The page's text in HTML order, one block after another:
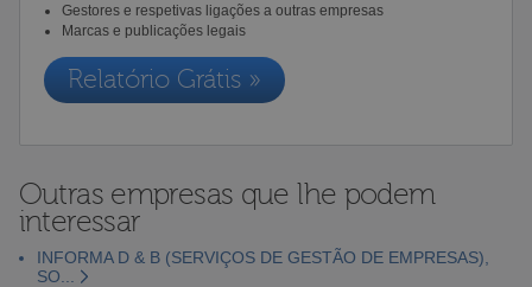
Gestores e respetivas ligações a outras empresas
Marcas e publicações legais
Relatório Grátis »
Outras empresas que lhe podem
interessar
INFORMA D & B (SERVIÇOS DE GESTÃO DE EMPRESAS),
SO...